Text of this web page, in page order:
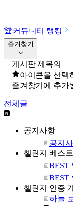
🏆커뮤니티 랭킹
즐겨찾기
게시판 제목의
아이콘을 선택
즐겨찾기에 추가
전체글
공지사항
공지
챌린지 베스트
BEST
BEST
챌린지 인증
하늘